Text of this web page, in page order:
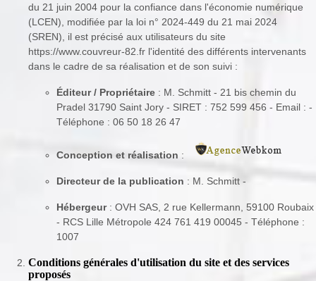
du 21 juin 2004 pour la confiance dans l'économie numérique
(LCEN), modifiée par la loi n° 2024-449 du 21 mai 2024
(SREN), il est précisé aux utilisateurs du site
https://www.couvreur-82.fr l'identité des différents intervenants
dans le cadre de sa réalisation et de son suivi :
Éditeur / Propriétaire : M. Schmitt - 21 bis chemin du
Pradel 31790 Saint Jory - SIRET : 752 599 456 - Email : -
Téléphone : 06 50 18 26 47
Conception et réalisation :
Directeur de la publication : M. Schmitt -
Hébergeur: OVH SAS, 2 rue Kellermann, 59100 Roubaix
- RCS Lille Métropole 424 761 419 00045 - Téléphone :
1007
Conditions générales d'utilisation du site et des services
proposés